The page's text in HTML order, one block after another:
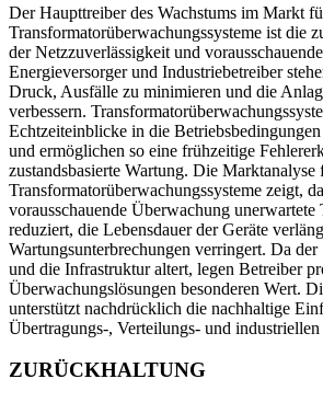
Der Haupttreiber des Wachstums im Markt
Transformatorüberwachungssysteme ist die
der Netzzuverlässigkeit und
Energieversorger und Industriebetreiber
Druck, Ausfälle zu minimieren und die
verbessern.
Echtzeiteinblicke in die
und ermöglichen so eine frühzeitige
zustandsbasierte Wartung. Die Marktanalyse
Transformatorüberwachungssysteme zeigt,
vorausschauende Überwachung unerwartete
reduziert, die Lebensdauer der Geräte
Wartungsunterbrechungen verringert. Da der
und die Infrastruktur altert, legen Betreiber
Überwachungslösungen besonderen Wert.
unterstützt nachdrücklich die nachhaltige
Übertragungs-, Verteilungs- und industriellen
ZURÜCKHALTUNG